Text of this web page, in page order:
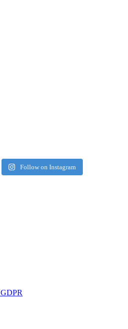
Follow on Instagram